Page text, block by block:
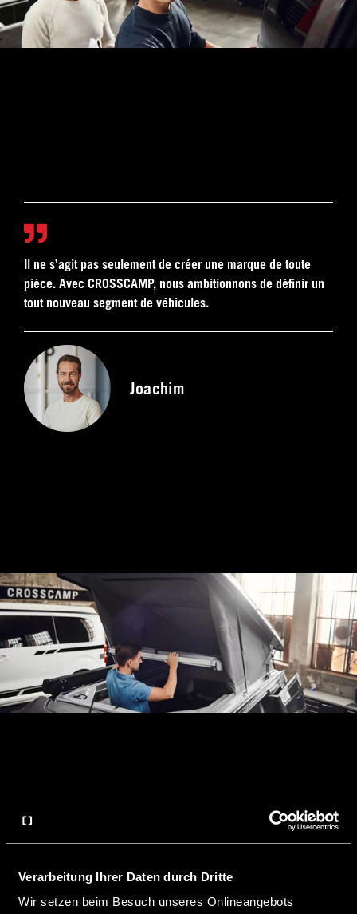
Verarbeitung Ihrer Daten durch Dritte
Wir setzen beim Besuch unseres Onlineangebots
Il ne s’agit pas seulement de créer une marque de toute
pièce. Avec CROSSCAMP, nous ambitionnons de définir un
tout nouveau segment de véhicules.
Joachim